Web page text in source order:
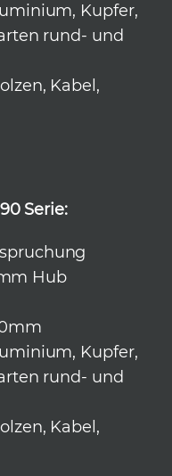
Kupfer,
rund- und
Kabel,
Serie:
Hub
Kupfer,
rund- und
Kabel,